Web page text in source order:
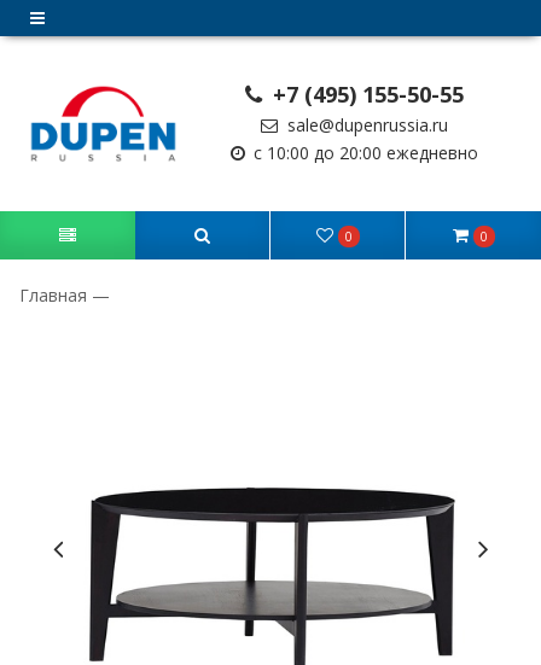
+7 (495) 155-50-55
sale@dupenrussia.ru
с 10:00 до 20:00 ежедневно
0 0
Главная —